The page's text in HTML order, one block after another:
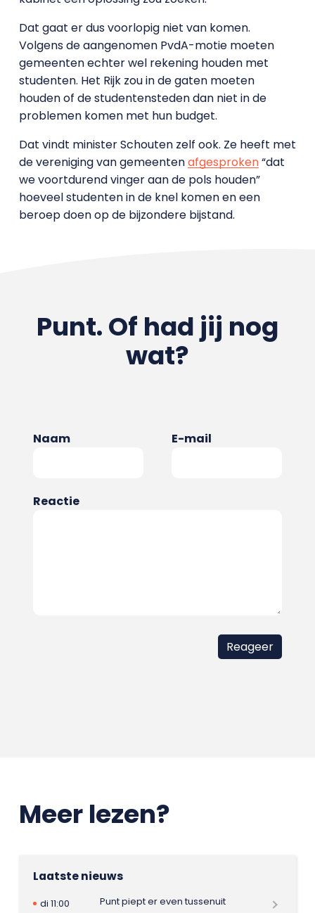
Dat gaat er dus voorlopig niet van komen.
Volgens de aangenomen PvdA-motie moeten
gemeenten echter wel rekening houden met
studenten. Het Rijk zou in de gaten moeten
houden of de studentensteden dan niet in de
problemen komen met hun budget.
Dat vindt minister Schouten zelf ook. Ze heeft met
de vereniging van gemeentenafgesproken“dat
we voortdurend vinger aan de pols houden”
hoeveel studenten in de knel komen en een
beroep doen op de bijzondere bijstand.
Punt. Of had jij nog
wat?
Naam E-mail
Reactie
Meer lezen?
Laatste nieuws
di 11:00
Punt piept er even tussenuit